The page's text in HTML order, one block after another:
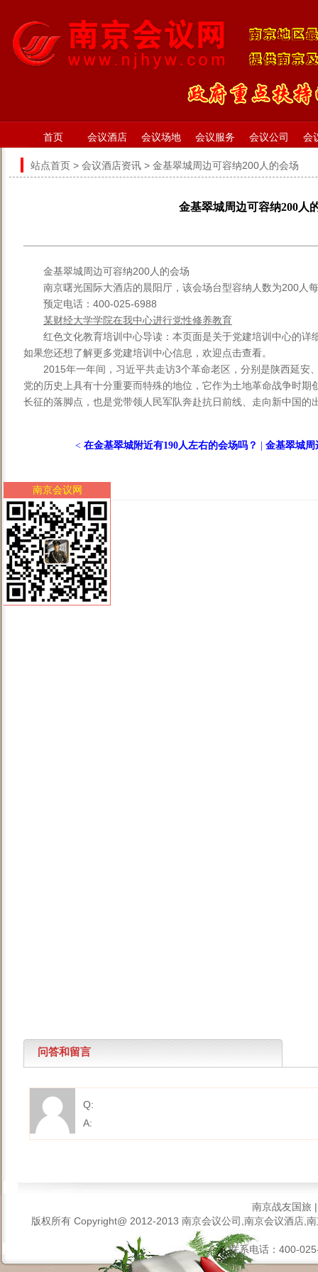
首页 会议酒店 会议场地 会议服务 会议公司 会
站点首页 > 会议酒店资讯 > 金基翠城周边可容纳200人的会场
金基翠城周边可容纳200人
金基翠城周边可容纳200人的会场
南京曙光国际大酒店的晨阳厅，该会场台型容纳人数为200
预定电话：400-025-6988
某财经大学学院在我中心进行党性修养教育
红色文化教育培训中心导读：本页面是关于党建培训中心的详
如果您还想了解更多党建培训中心信息，欢迎点击查看。
2015年一年间，习近平共走访3个革命老区，分别是陕西延安
党的历史上具有十分重要而特殊的地位，它作为土地革命战争时期
长征的落脚点，也是党带领人民军队奔赴抗日前线、走向新中国的
< 在金基翠城附近有190人左右的会场吗？ 金基翠城周
问答和留言
Q:
A:
南京战友国旅
版权所有 Copyright@ 2012-2013 南京会议公司,南京会议酒店,
联系电话：400-
南京会议网